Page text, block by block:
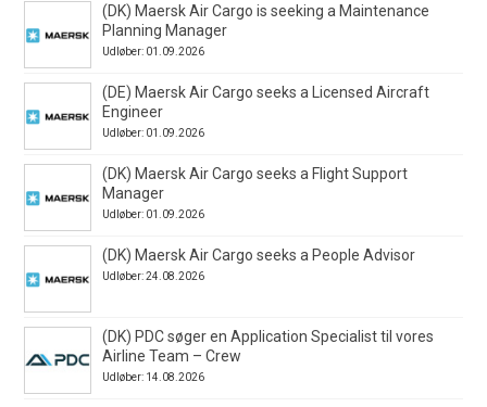
(DK) Maersk Air Cargo is seeking a Maintenance
Planning Manager
Udløber: 01.09.2026
(DE) Maersk Air Cargo seeks a Licensed Aircraft
Engineer
Udløber: 01.09.2026
(DK) Maersk Air Cargo seeks a Flight Support
Manager
Udløber: 01.09.2026
(DK) Maersk Air Cargo seeks a People Advisor
Udløber: 24.08.2026
(DK) PDC søger en Application Specialist til vores
Airline Team – Crew
Udløber: 14.08.2026